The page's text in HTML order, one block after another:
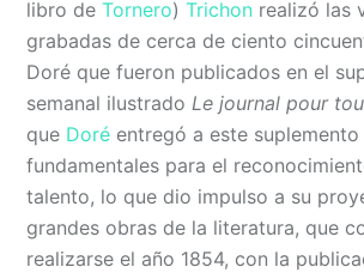
libro deTornero)Trichon realizó las
grabadas de cerca de ciento
Doré que fueron publicados en el
semanal ilustrado Le journal pour
que Doré entregó a este
fundamentales para el
talento, lo que dio impulso a su
grandes obras de la literatura, que
realizarse el año 1854, con la